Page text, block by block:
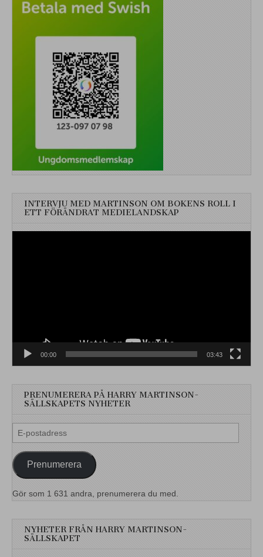
INTERVJU MED MARTINSON OM BOKENS ROLL I
ETT FÖRÄNDRAT MEDIELANDSKAP
00:00 03:43
PRENUMERERA PÅ HARRY MARTINSON-
SÄLLSKAPETS NYHETER
E-
postadress
Prenumerera
Gör som 1 631 andra, prenumerera du med.
NYHETER FRÅN HARRY MARTINSON-
SÄLLSKAPET